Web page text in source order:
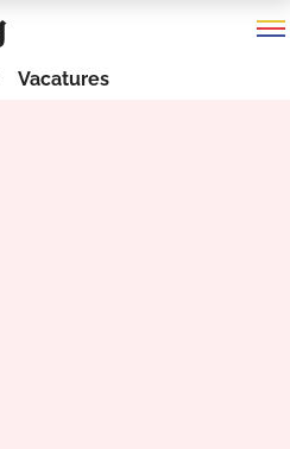
Vacatures